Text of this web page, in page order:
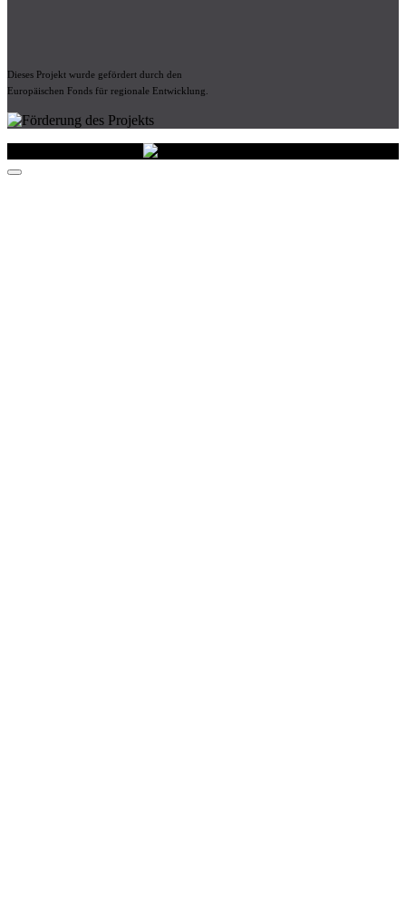
Dieses Projekt wurde gefördert durch den
Europäischen Fonds für regionale Entwicklung.